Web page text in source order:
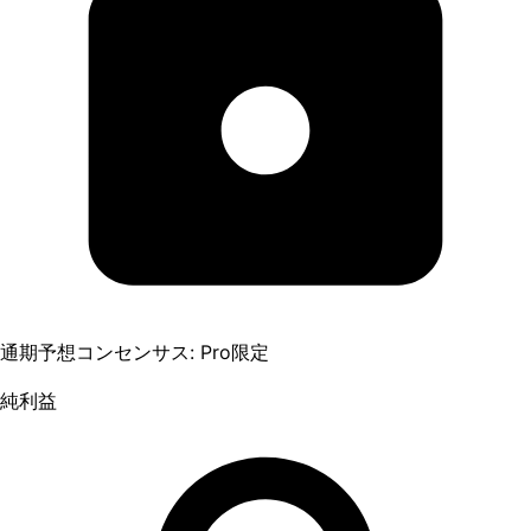
通期予想コンセンサス: Pro限定
純利益